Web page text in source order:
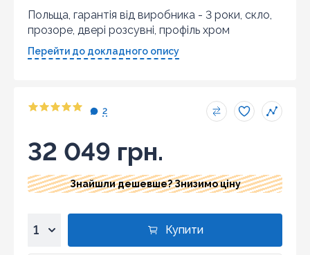
Польща, гарантія від виробника - 3 роки, скло,
прозоре, двері розсувні, профіль хром
Перейти до докладного опису
2
32 049 грн.
Знайшли дешевше? Знизимо ціну
Купити